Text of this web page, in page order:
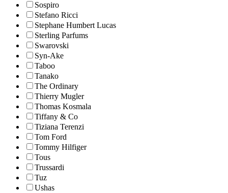
Sospiro
Stefano Ricci
Stephane Humbert Lucas
Sterling Parfums
Swarovski
Syn-Ake
Taboo
Tanako
The Ordinary
Thierry Mugler
Thomas Kosmala
Tiffany & Co
Tiziana Terenzi
Tom Ford
Tommy Hilfiger
Tous
Trussardi
Tuz
Ushas